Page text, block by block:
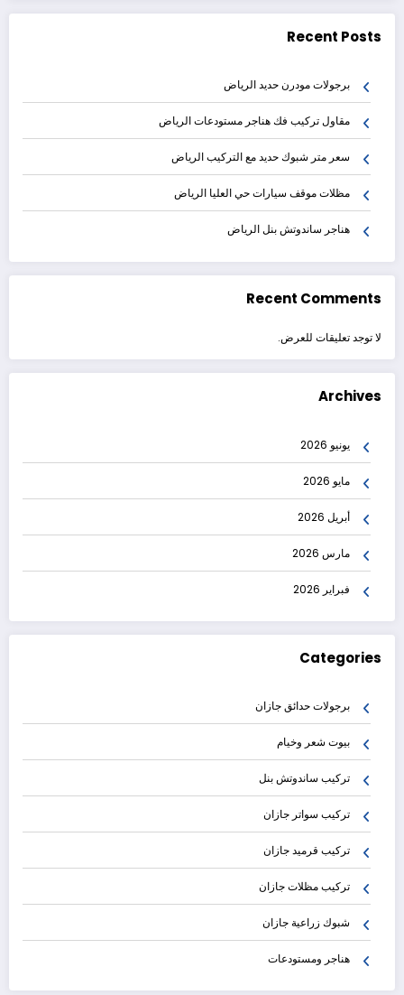
Recent Posts
برجولات مودرن حديد الرياض
مقاول تركيب فك هناجر مستودعات الرياض
سعر متر شبوك حديد مع التركيب الرياض
مظلات موقف سيارات حي العليا الرياض
هناجر ساندوتش بنل الرياض
Recent Comments
لا توجد تعليقات للعرض.
Archives
يونيو 2026
مايو 2026
أبريل 2026
مارس 2026
فبراير 2026
Categories
برجولات حدائق جازان
بيوت شعر وخيام
تركيب ساندوتش بنل
تركيب سواتر جازان
تركيب قرميد جازان
تركيب مظلات جازان
شبوك زراعية جازان
هناجر ومستودعات